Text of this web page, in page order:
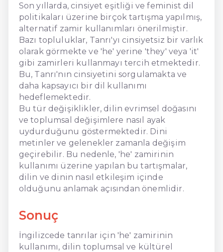
Son yıllarda, cinsiyet eşitliği ve feminist dil
politikaları üzerine birçok tartışma yapılmış,
alternatif zamir kullanımları önerilmiştir.
Bazı topluluklar, Tanrı'yı cinsiyetsiz bir varlık
olarak görmekte ve 'he' yerine 'they' veya 'it'
gibi zamirleri kullanmayı tercih etmektedir.
Bu, Tanrı'nın cinsiyetini sorgulamakta ve
daha kapsayıcı bir dil kullanımı
hedeflemektedir.
Bu tür değişiklikler, dilin evrimsel doğasını
ve toplumsal değişimlere nasıl ayak
uydurduğunu göstermektedir. Dini
metinler ve gelenekler zamanla değişim
geçirebilir. Bu nedenle, 'he' zamirinin
kullanımı üzerine yapılan bu tartışmalar,
dilin ve dinin nasıl etkileşim içinde
olduğunu anlamak açısından önemlidir.
Sonuç
İngilizcede tanrılar için 'he' zamirinin
kullanımı, dilin toplumsal ve kültürel